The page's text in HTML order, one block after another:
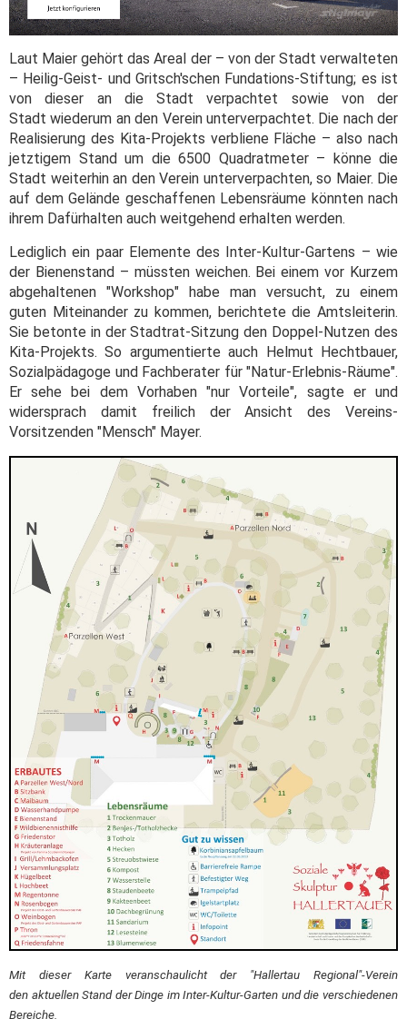
Laut Maier gehört das Areal der – von der Stadt verwalteten
– Heilig-Geist- und Gritsch'schen Fundations-Stiftung; es ist
von dieser an die Stadt verpachtet sowie von der
Stadt wiederum an den Verein unterverpachtet. Die nach der
Realisierung des Kita-Projekts verbliene Fläche – also nach
jetztigem Stand um die 6500 Quadratmeter – könne die
Stadt weiterhin an den Verein unterverpachten, so Maier. Die
auf dem Gelände geschaffenen Lebensräume könnten nach
ihrem Dafürhalten auch weitgehend erhalten werden.
Lediglich ein paar Elemente des Inter-Kultur-Gartens – wie
der Bienenstand – müssten weichen. Bei einem vor Kurzem
abgehaltenen "Workshop" habe man versucht, zu einem
guten Miteinander zu kommen, berichtete die Amtsleiterin.
Sie betonte in der Stadtrat-Sitzung den Doppel-Nutzen des
Kita-Projekts. So argumentierte auch Helmut Hechtbauer,
Sozialpädagoge und Fachberater für "Natur-Erlebnis-Räume".
Er sehe bei dem Vorhaben "nur Vorteile", sagte er und
widersprach damit freilich der Ansicht des Vereins-
Vorsitzenden "Mensch" Mayer.
Mit dieser Karte veranschaulicht der "Hallertau Regional"-Verein
den aktuellen Stand der Dinge im Inter-Kultur-Garten und die verschiedenen
Bereiche.